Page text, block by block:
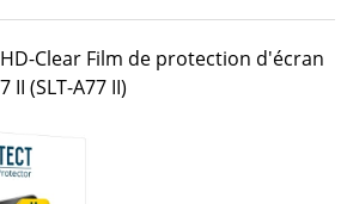
HD-Clear Film de protection d'écran
II (SLT-A77 II)